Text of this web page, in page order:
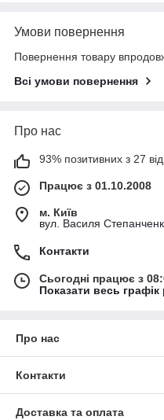
Умови повернення
Повернення товару
Всі умови повернення
Про нас
93% позитивних з 27
Працює з 01.10.2008
м. Київ
вул. Василя
Контакти
Сьогодні працює з
Показати весь графік
Про нас
Контакти
Доставка та оплата